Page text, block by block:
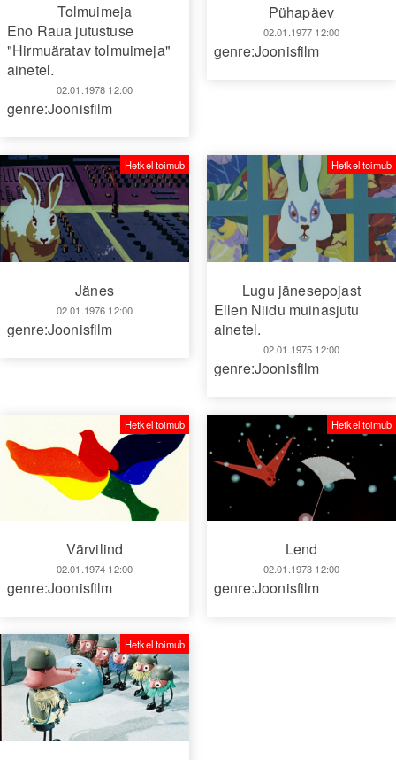
Tolmuimeja
Eno Raua jutustuse
"Hirmuäratav tolmuimeja"
ainetel.
02.01.1978 12:00
genre:Joonisfilm
Pühapäev
02.01.1977 12:00
genre:Joonisfilm
Jänes
02.01.1976 12:00
Hetkel toimub
genre:Joonisfilm
Lugu jänesepojast
Ellen Niidu muinasjutu
ainetel.
02.01.1975 12:00
Hetkel toimub
genre:Joonisfilm
Värvilind
02.01.1974 12:00
Hetkel toimub
genre:Joonisfilm
Lend
02.01.1973 12:00
Hetkel toimub
genre:Joonisfilm
Hetkel toimub